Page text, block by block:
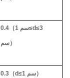
0.4 （ 1 سم≤d≤3
سم）
0.3 （d≤ 1 سم）